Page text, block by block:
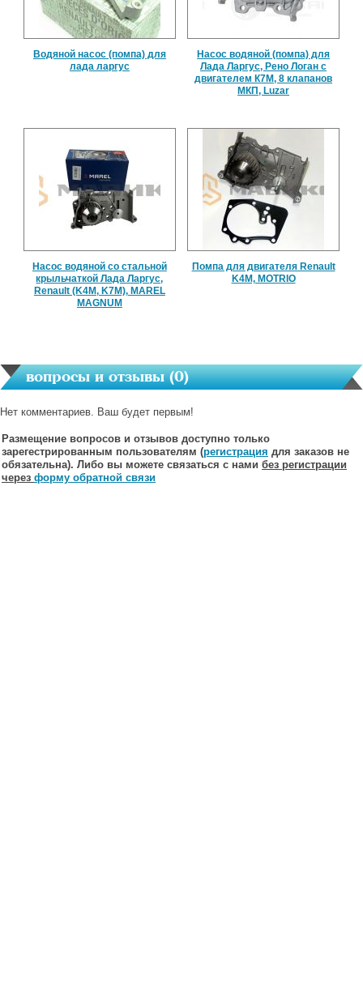
Водяной насос (помпа) для
лада ларгус
Насос водяной (помпа) для
Лада Ларгус, Рено Логан с
двигателем К7М, 8 клапанов
МКП, Luzar
Насос водяной со стальной
крыльчаткой Лада Ларгус,
Renault (K4M, K7M), MAREL
MAGNUM
Помпа для двигателя Renault
K4M, MOTRIO
вопросы и отзывы (0)
Нет комментариев. Ваш будет первым!
Размещение вопросов и отзывов доступно только
зарегестрированным пользователям (регистрация для заказов не
обязательна). Либо вы можете связаться с нами без регистрации
через форму обратной связи